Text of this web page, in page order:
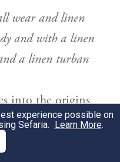
wear and linen
and with a linen
a linen turban
into the origins
linen tunic”
experience possible on
Sefaria. Learn More.